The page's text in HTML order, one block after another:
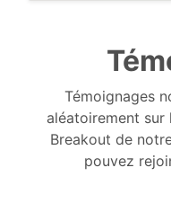
Témoignages
aléatoirement sur
Breakout de
pouvez